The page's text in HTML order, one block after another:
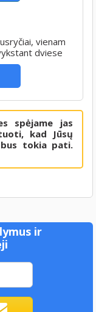
vienam
dviese
spėjame jas
kad Jūsų
bus tokia pati.
ir